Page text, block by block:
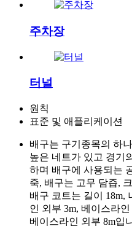
주차장
터널
원칙
표준 및 애플리케이션
배구는 구기종목의 하
높은 네트가 있고 경기
하며 배구에 사용되는
죽, 배구는 고무 담즙,
배구 코트는 길이 18m,
인 외부 3m, 베이스라
베이스라인 외부 8m입